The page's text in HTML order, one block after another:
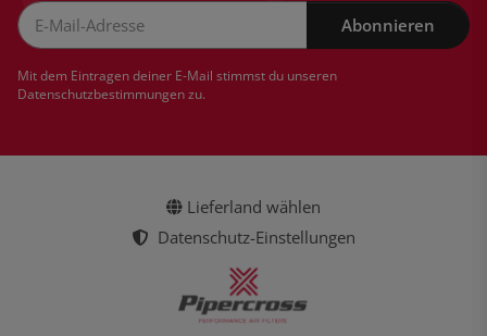
Abonnieren
Mit dem Eintragen deiner E-Mail stimmst du unseren
Datenschutzbestimmungenzu.
Lieferland wählen
Datenschutz-Einstellungen